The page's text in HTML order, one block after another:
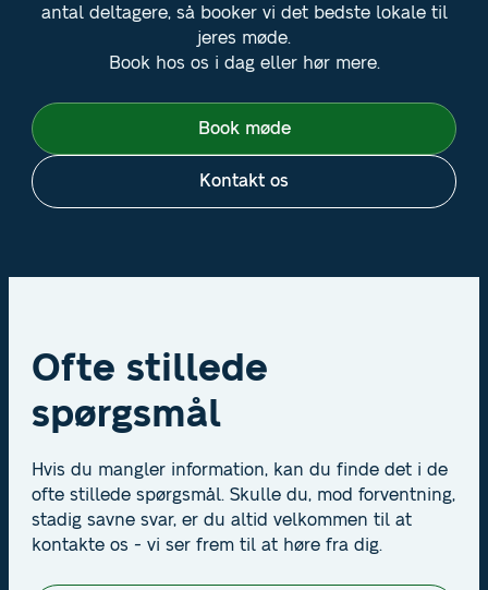
antal deltagere, så booker vi det bedste lokale til
jeres møde.
Book hos os i dag eller hør mere.
Book møde
Kontakt os
Ofte stillede
spørgsmål
Hvis du mangler information, kan du finde det i de
ofte stillede spørgsmål. Skulle du, mod forventning,
stadig savne svar, er du altid velkommen til at
kontakte os - vi ser frem til at høre fra dig.